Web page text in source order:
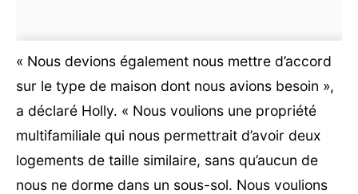
« Nous devions également nous mettre d’accord
sur le type de maison dont nous avions besoin »,
a déclaré Holly. « Nous voulions une propriété
multifamiliale qui nous permettrait d’avoir deux
logements de taille similaire, sans qu’aucun de
nous ne dorme dans un sous-sol. Nous voulions